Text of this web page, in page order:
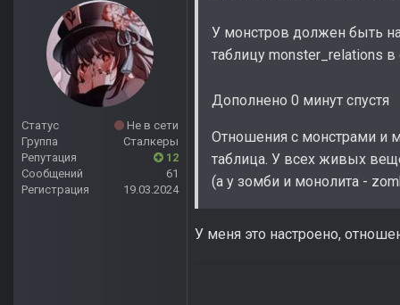
Статус
Не в сети
Группа
Сталкеры
Репутация
12
Сообщений
61
Регистрация
19.03.2024
У монстров должен быть
таблицу monster_relations
Дополнено 0 минут спустя
Отношения с монстрами и
таблица. У всех живых
(а у зомби и монолита -
У меня это настроено,